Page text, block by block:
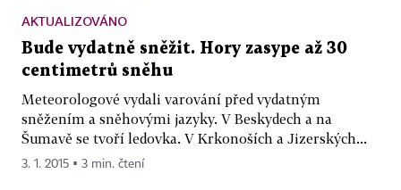
AKTUALIZOVÁNO
Bude vydatně sněžit. Hory zasype až 30
centimetrů sněhu
Meteorologové vydali varování před vydatným
sněžením a sněhovými jazyky. V Beskydech a na
Šumavě se tvoří ledovka. V Krkonoších a Jizerských...
3. 1. 2015 ▪ 3 min. čtení